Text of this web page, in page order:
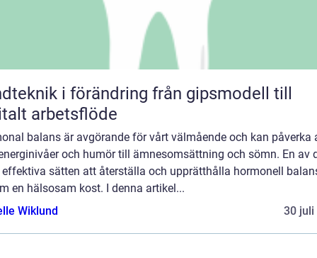
i förändring från gipsmodell till
arbetsflöde
balans är avgörande för vårt välmående och kan påverka
och humör till ämnesomsättning och sömn. En av
sätten att återställa och upprätthålla hormonell
en hälsosam kost. I denna artikel...
Wiklund
30 juli